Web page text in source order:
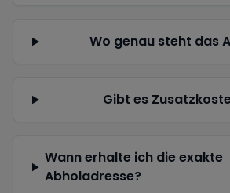
Wo genau steht das
Gibt es
Wann erhalte ich die exakte
Abholadresse?